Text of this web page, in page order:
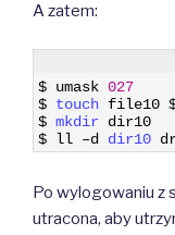
A zatem:
$ umask 027
$ touch file10
$ mkdir dir10
$ ll –d dir10
Po wylogowaniu z
utracona, aby